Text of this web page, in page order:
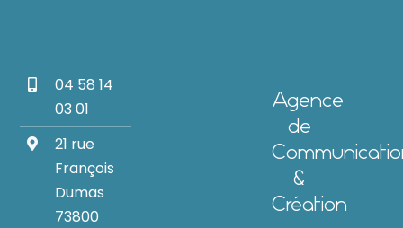
04 58 14
03 01
21 rue
François
Dumas
73800
Agence
de
&
Création